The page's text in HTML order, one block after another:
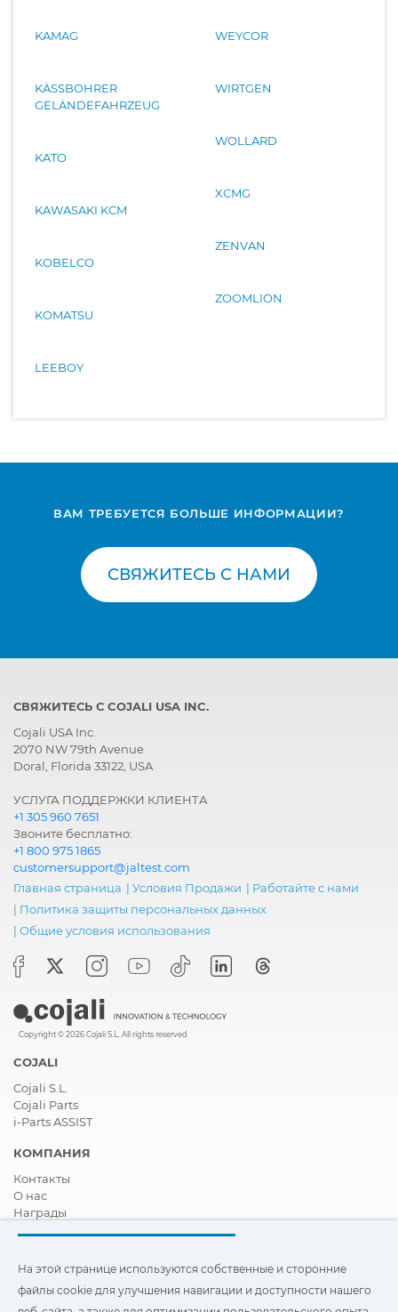
KAMAG
KÄSSBOHRER
GELÄNDEFAHRZEUG
KATO
KAWASAKI KCM
KOBELCO
KOMATSU
LEEBOY
WEYCOR
WIRTGEN
WOLLARD
XCMG
ZENVAN
ZOOMLION
ВАМ ТРЕБУЕТСЯ БОЛЬШЕ ИНФОРМАЦИИ?
СВЯЖИТЕСЬ С НАМИ
СВЯЖИТЕСЬ С COJALI USA INC.
Cojali USA Inc.
2070 NW 79th Avenue
Doral, Florida 33122, USA
УСЛУГА ПОДДЕРЖКИ КЛИЕНТА
+1 305 960 7651
Звоните бесплатно:
+1 800 975 1865
customersupport@jaltest.com
Главная страница | Условия Продажи | Работайте с нами
| Политика защиты персональных данных
| Общие условия использования
Copyright © 2026 Cojali S.L. All rights reserved
COJALI
Cojali S.L.
Cojali Parts
i-Parts ASSIST
КОМПАНИЯ
Контакты
О нас
Награды
Стать дистрибьютором
Видео
На этой странице используются собственные и сторонние
файлы cookie для улучшения навигации и доступности нашего